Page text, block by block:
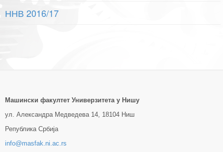
ННВ 2016/17
Машински факултет Универзитетa у Нишу
ул. Александра Медведева 14, 18104 Ниш
Република Србија
info@masfak.ni.ac.rs